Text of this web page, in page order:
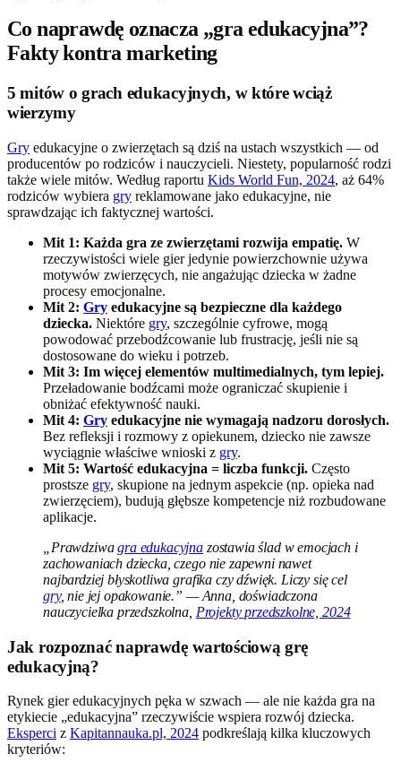
Co naprawdę oznacza „gra edukacyjna”?
Fakty kontra marketing
5 mitów o grach edukacyjnych, w które wciąż
wierzymy
Gry edukacyjne o zwierzętach są dziś na ustach wszystkich — od
producentów po rodziców i nauczycieli. Niestety, popularność rodzi
także wiele mitów. Według raportu Kids World Fun, 2024, aż 64%
rodziców wybiera gry reklamowane jako edukacyjne, nie
sprawdzając ich faktycznej wartości.
Mit 1: Każda gra ze zwierzętami rozwija empatię. W
rzeczywistości wiele gier jedynie powierzchownie używa
motywów zwierzęcych, nie angażując dziecka w żadne
procesy emocjonalne.
Mit 2: Gry edukacyjne są bezpieczne dla każdego
dziecka. Niektóre gry, szczególnie cyfrowe, mogą
powodować przebodźcowanie lub frustrację, jeśli nie są
dostosowane do wieku i potrzeb.
Mit 3: Im więcej elementów multimedialnych, tym lepiej.
Przeładowanie bodźcami może ograniczać skupienie i
obniżać efektywność nauki.
Mit 4: Gry edukacyjne nie wymagają nadzoru dorosłych.
Bez refleksji i rozmowy z opiekunem, dziecko nie zawsze
wyciągnie właściwe wnioski z gry.
Mit 5: Wartość edukacyjna = liczba funkcji. Często
prostsze gry, skupione na jednym aspekcie (np. opieka nad
zwierzęciem), budują głębsze kompetencje niż rozbudowane
aplikacje.
„Prawdziwagra edukacyjna zostawia ślad w emocjach i
zachowaniach dziecka, czego nie zapewni nawet
najbardziej błyskotliwa grafika czy dźwięk. Liczy się cel
gry, nie jej opakowanie.” — Anna, doświadczona
nauczycielka przedszkolna, Projekty przedszkolne, 2024
Jak rozpoznać naprawdę wartościową grę
edukacyjną?
Rynek gier edukacyjnych pęka w szwach — ale nie każda gra na
etykiecie „edukacyjna” rzeczywiście wspiera rozwój dziecka.
Eksperci z Kapitannauka.pl, 2024 podkreślają kilka kluczowych
kryteriów: